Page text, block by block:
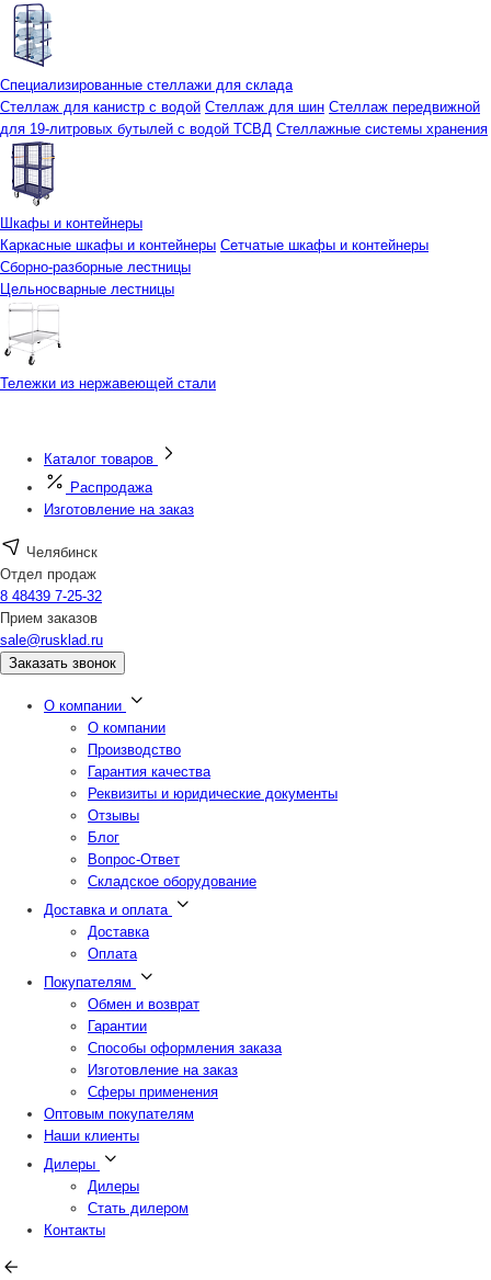
Специализированные стеллажи для склада
Стеллаж для канистр с водой Стеллаж для шин Стеллаж передвижной
для 19-литровых бутылей с водой ТСВД Стеллажные системы хранения
Шкафы и контейнеры
Каркасные шкафы и контейнеры Сетчатые шкафы и контейнеры
Сборно-разборные лестницы
Цельносварные лестницы
Тележки из нержавеющей стали
Каталог товаров
Распродажа
Изготовление на заказ
Челябинск
Отдел продаж
8 48439 7-25-32
Прием заказов
sale@rusklad.ru
Заказать звонок
О компании
О компании
Производство
Гарантия качества
Реквизиты и юридические документы
Отзывы
Блог
Вопрос-Ответ
Складское оборудование
Доставка и оплата
Доставка
Оплата
Покупателям
Обмен и возврат
Гарантии
Способы оформления заказа
Изготовление на заказ
Сферы применения
Оптовым покупателям
Наши клиенты
Дилеры
Дилеры
Стать дилером
Контакты